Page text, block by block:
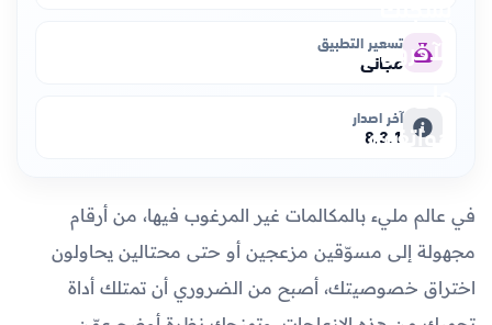
تسعير التطبيق
مجاني
آخر اصدار
8.3.1
في عالم مليء بالمكالمات غير المرغوب فيها، من أرقام
مجهولة إلى مسوّقين مزعجين أو حتى محتالين يحاولون
اختراق خصوصيتك، أصبح من الضروري أن تمتلك أداة